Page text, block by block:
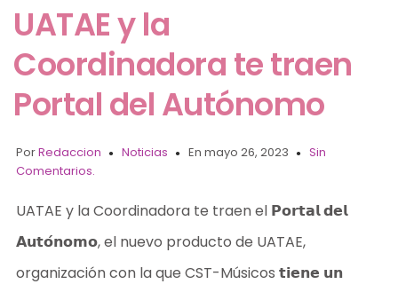
UATAE y la
Coordinadora te traen
Portal del Autónomo
PorRedaccion Noticias En mayo 26, 2023
Sin
Comentarios.
UATAE y la Coordinadora te traen el 𝗣𝗼𝗿𝘁𝗮𝗹 𝗱𝗲𝗹
𝗔𝘂𝘁𝗼́𝗻𝗼𝗺𝗼, el nuevo producto de UATAE,
organización con la que CST-Músicos 𝘁𝗶𝗲𝗻𝗲 𝘂𝗻